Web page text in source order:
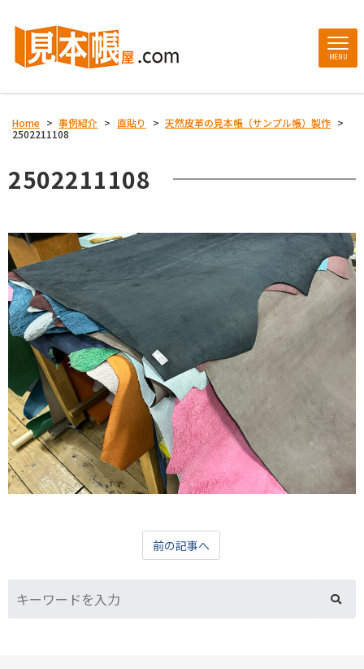
MENU
Home > 事例紹介 > 直貼り > 天然皮革の見本帳（サンプル帳）製作 >
2502211108
2502211108
前の記事へ